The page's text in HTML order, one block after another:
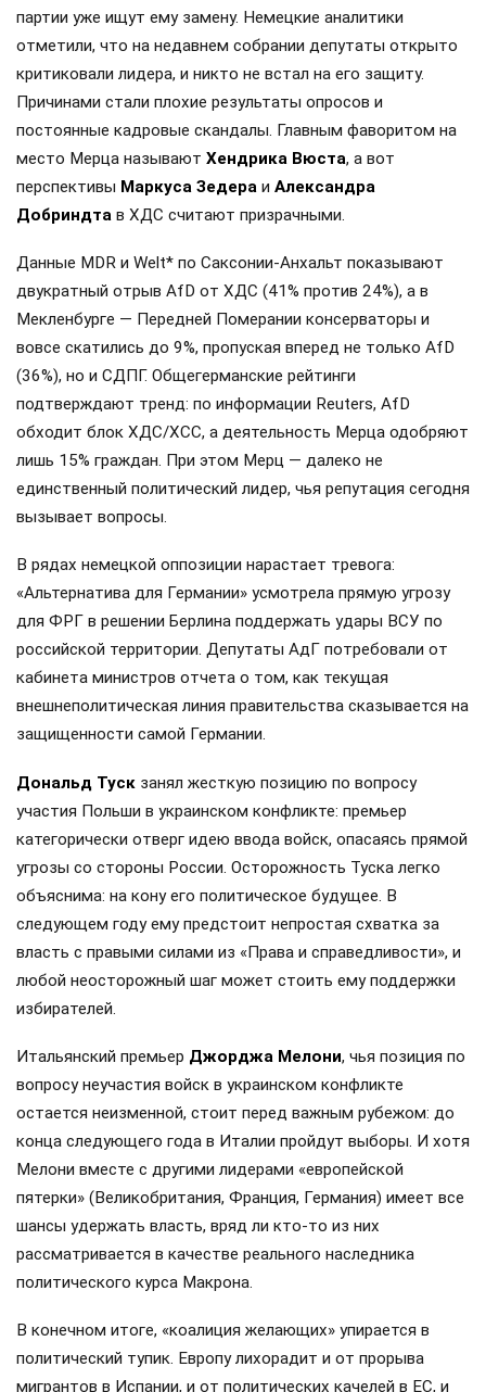
партии уже ищут ему замену. Немецкие аналитики
отметили, что на недавнем собрании депутаты открыто
критиковали лидера, и никто не встал на его защиту.
Причинами стали плохие результаты опросов и
постоянные кадровые скандалы. Главным фаворитом на
место Мерца называют Хендрика Вюста, а вот
перспективы Маркуса Зедера и Александра
Добриндта в ХДС считают призрачными.
Данные MDR и Welt* по Саксонии-Анхальт показывают
двукратный отрыв AfD от ХДС (41% против 24%), а в
Мекленбурге — Передней Померании консерваторы и
вовсе скатились до 9%, пропуская вперед не только AfD
(36%), но и СДПГ. Общегерманские рейтинги
подтверждают тренд: по информации Reuters, AfD
обходит блок ХДС/ХСС, а деятельность Мерца одобряют
лишь 15% граждан. При этом Мерц — далеко не
единственный политический лидер, чья репутация сегодня
вызывает вопросы.
В рядах немецкой оппозиции нарастает тревога:
«Альтернатива для Германии» усмотрела прямую угрозу
для ФРГ в решении Берлина поддержать удары ВСУ по
российской территории. Депутаты АдГ потребовали от
кабинета министров отчета о том, как текущая
внешнеполитическая линия правительства сказывается на
защищенности самой Германии.
Дональд Туск занял жесткую позицию по вопросу
участия Польши в украинском конфликте: премьер
категорически отверг идею ввода войск, опасаясь прямой
угрозы со стороны России. Осторожность Туска легко
объяснима: на кону его политическое будущее. В
следующем году ему предстоит непростая схватка за
власть с правыми силами из «Права и справедливости», и
любой неосторожный шаг может стоить ему поддержки
избирателей.
Итальянский премьер Джорджа Мелони, чья позиция по
вопросу неучастия войск в украинском конфликте
остается неизменной, стоит перед важным рубежом: до
конца следующего года в Италии пройдут выборы. И хотя
Мелони вместе с другими лидерами «европейской
пятерки» (Великобритания, Франция, Германия) имеет все
шансы удержать власть, вряд ли кто-то из них
рассматривается в качестве реального наследника
политического курса Макрона.
В конечном итоге, «коалиция желающих» упирается в
политический тупик. Европу лихорадит и от прорыва
мигрантов в Испании, и от политических качелей в ЕС, и